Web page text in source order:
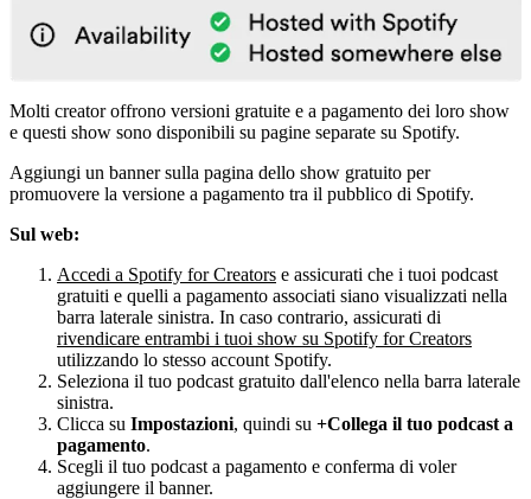
Molti creator offrono versioni gratuite e a pagamento dei loro show
e questi show sono disponibili su pagine separate su Spotify.
Aggiungi un banner sulla pagina dello show gratuito per
promuovere la versione a pagamento tra il pubblico di Spotify.
Sul web:
Accedi a Spotify for Creators e assicurati che i tuoi podcast
gratuiti e quelli a pagamento associati siano visualizzati nella
barra laterale sinistra. In caso contrario, assicurati di
rivendicare entrambi i tuoi show su Spotify for Creators
utilizzando lo stesso account Spotify.
Seleziona il tuo podcast gratuito dall'elenco nella barra laterale
sinistra.
Clicca su Impostazioni, quindi su +Collega il tuo podcast a
pagamento.
Scegli il tuo podcast a pagamento e conferma di voler
aggiungere il banner.